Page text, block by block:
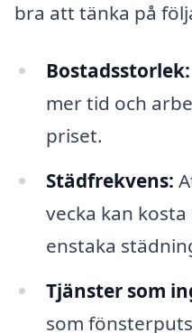
bra att tänka på
Bostadsstorlek:
mer tid och
priset.
Städfrekvens:
vecka kan
enstaka
Tjänster som
som